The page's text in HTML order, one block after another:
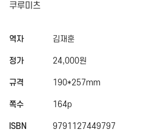
쿠루미츠
역자 김재훈
정가 24,000원
규격 190*257mm
쪽수 164p
ISBN 9791127449797